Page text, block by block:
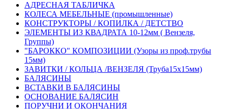
АДРЕСНАЯ ТАБЛИЧКА
КОЛЕСА МЕБЕЛЬНЫЕ (промышленные)
КОНСТРУКТОРЫ / КОПИЛКА / ДЕТСТВО
ЭЛЕМЕНТЫ ИЗ КВАДРАТА 10-12мм ( Вензеля,
Группы)
"БАРОККО" КОМПОЗИЦИИ (Узоры из проф.трубы
15мм)
ЗАВИТКИ / КОЛЬЦА /ВЕНЗЕЛЯ (Труба15х15мм)
БАЛЯСИНЫ
ВСТАВКИ В БАЛЯСИНЫ
ОСНОВАНИЕ БАЛЯСИН
ПОРУЧНИ И ОКОНЧАНИЯ